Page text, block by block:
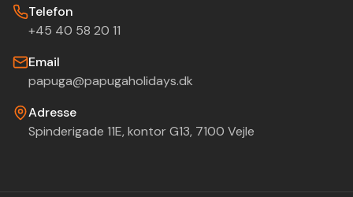
Telefon
+45 40 58 20 11
Email
papuga@papugaholidays.dk
Adresse
Spinderigade 11E, kontor G13, 7100 Vejle